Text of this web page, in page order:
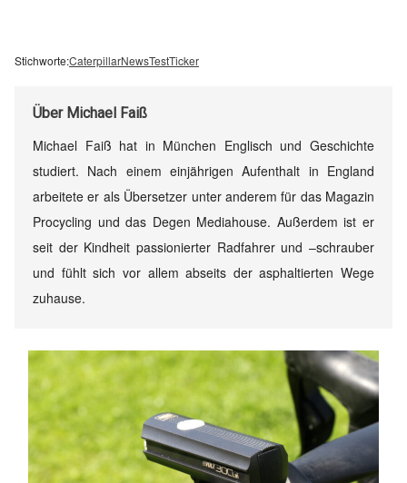
Stichworte:CaterpillarNewsTestTicker
Über Michael Faiß
Michael Faiß hat in München Englisch und Geschichte
studiert. Nach einem einjährigen Aufenthalt in England
arbeitete er als Übersetzer unter anderem für das Magazin
Procycling und das Degen Mediahouse. Außerdem ist er
seit der Kindheit passionierter Radfahrer und –schrauber
und fühlt sich vor allem abseits der asphaltierten Wege
zuhause.